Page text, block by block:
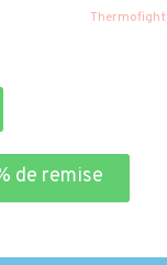
de remise